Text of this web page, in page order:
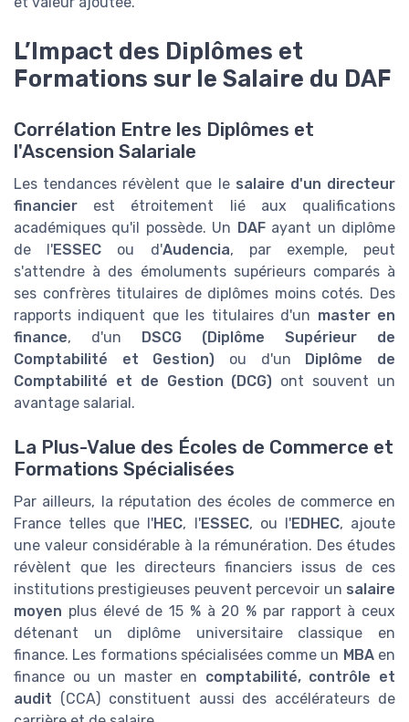
L’Impact des Diplômes et
Formations sur le Salaire du DAF
Corrélation Entre les Diplômes et
l'Ascension Salariale
Les tendances révèlent que le salaire d'un directeur
financier est étroitement lié aux qualifications
académiques qu'il possède. Un DAFayant un diplôme
de l'ESSEC ou d'Audencia, par exemple, peut
s'attendre à des émoluments supérieurs comparés à
ses confrères titulaires de diplômes moins cotés. Des
rapports indiquent que les titulaires d'un master en
finance, d'un DSCG (Diplôme Supérieur de
Comptabilité et Gestion) ou d'un Diplôme de
Comptabilité et de Gestion (DCG) ont souvent un
avantage salarial.
La Plus-Value des Écoles de Commerce et
Formations Spécialisées
Par ailleurs, la réputation des écoles de commerce en
France telles que l'HEC, l'ESSEC, ou l'EDHEC, ajoute
une valeur considérable à la rémunération. Des études
révèlent que les directeurs financiers issus de ces
institutions prestigieuses peuvent percevoir un salaire
moyen plus élevé de 15 % à 20 % par rapport à ceux
détenant un diplôme universitaire classique en
finance. Les formations spécialisées comme un MBAen
finance ou un master en comptabilité, contrôle et
audit (CCA) constituent aussi des accélérateurs de